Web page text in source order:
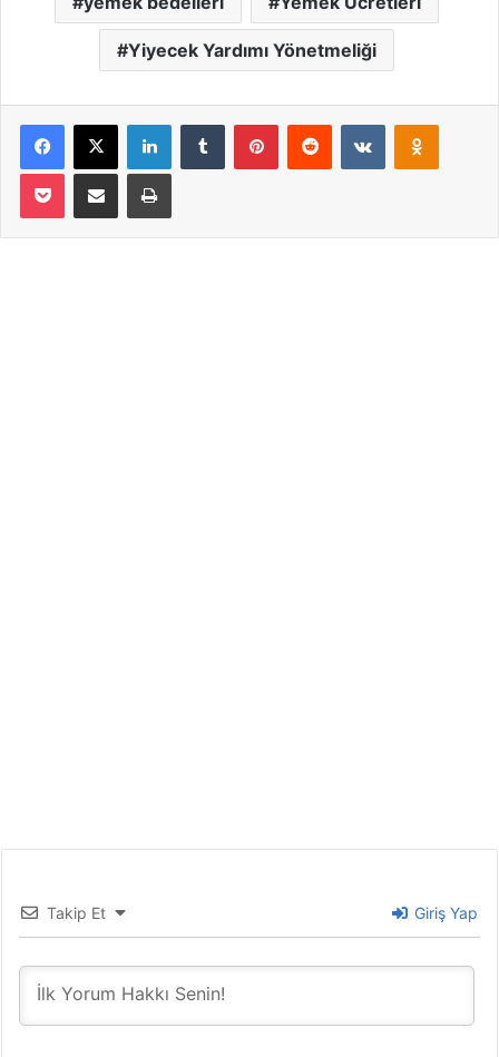
Yiyecek Yardımı Yönetmeliği
Takip Et Giriş Yap